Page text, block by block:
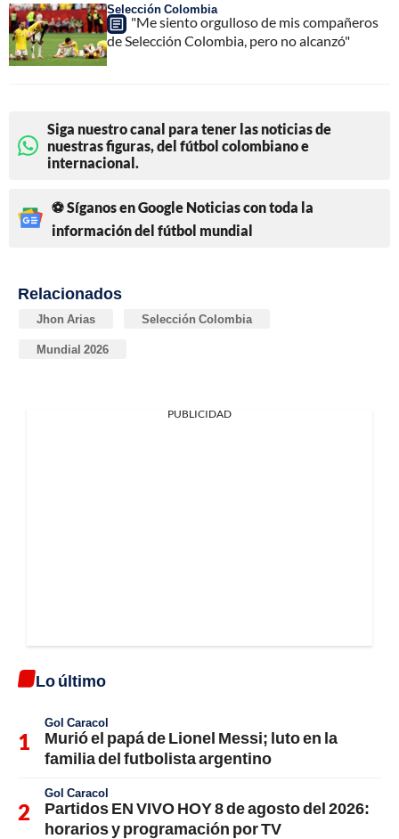
Selección Colombia
"Me siento orgulloso de mis compañeros
de Selección Colombia, pero no alcanzó"
Siga nuestro canal para tener las noticias de
nuestras figuras, del fútbol colombiano e
internacional.
⚽ Síganos en Google Noticias con toda la
información del fútbol mundial
Relacionados
Jhon Arias Selección Colombia
Mundial 2026
PUBLICIDAD
Lo último
Gol Caracol
Murió el papá de Lionel Messi; luto en la
familia del futbolista argentino
Gol Caracol
Partidos EN VIVO HOY 8 de agosto del 2026:
horarios y programación por TV